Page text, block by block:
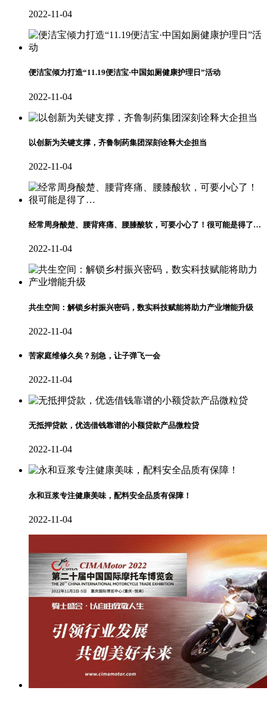
2022-11-04
便洁宝倾力打造“11.19便洁宝·中国如厕健康护理日”活动
2022-11-04
以创新为关键支撑，齐鲁制药集团深刻诠释大企担当
2022-11-04
经常周身酸楚、腰背疼痛、腰膝酸软，可要小心了！很可能是得了…
2022-11-04
共生空间：解锁乡村振兴密码，数实科技赋能将助力产业增能升级
2022-11-04
苦家庭维修久矣？别急，让子弹飞一会
2022-11-04
无抵押贷款，优选借钱靠谱的小额贷款产品微粒贷
2022-11-04
永和豆浆专注健康美味，配料安全品质有保障！
2022-11-04